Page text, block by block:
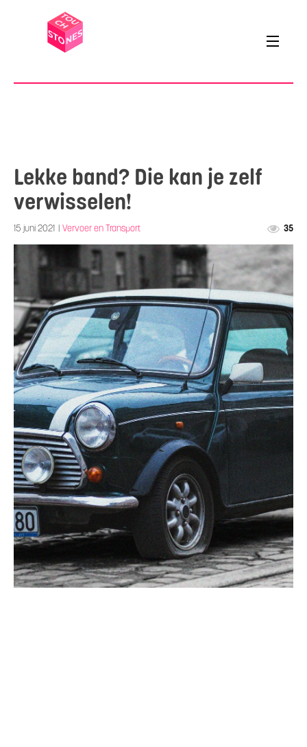
Lekke band? Die kan je zelf
verwisselen!
15 juni 2021 | Vervoer en Transport 35